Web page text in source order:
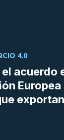
acuerdo
Europea
4.0